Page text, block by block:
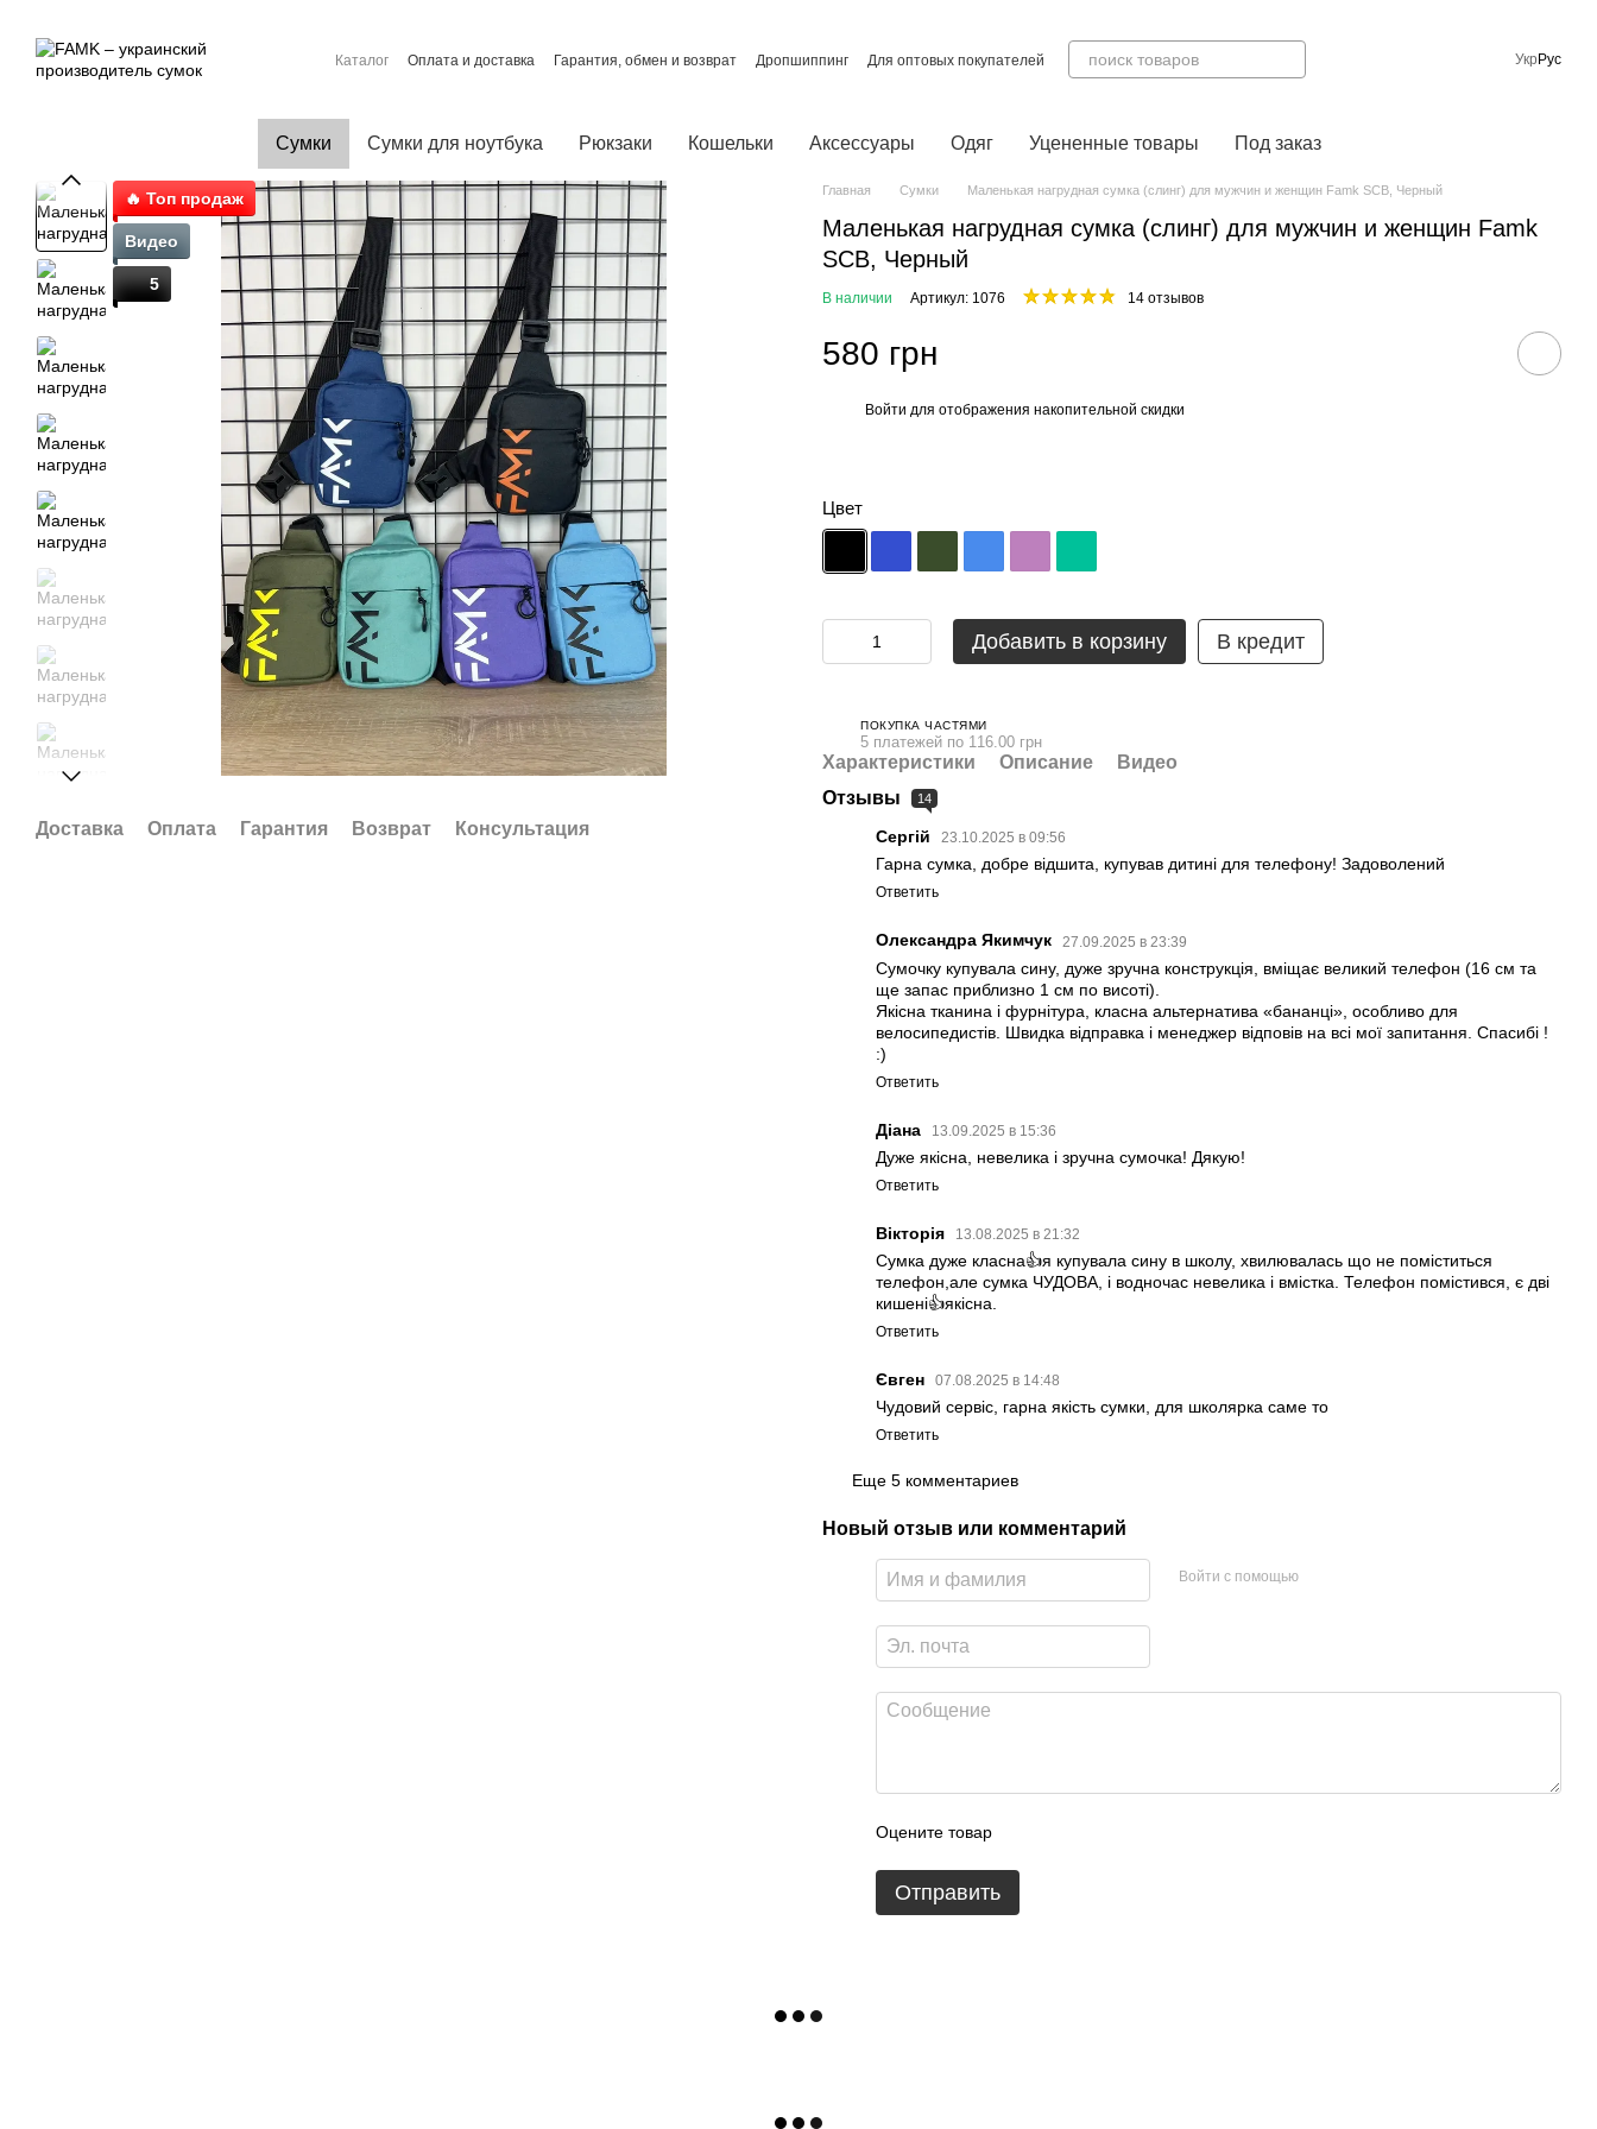
Каталог Оплата и доставка Гарантия, обмен и возврат Дропшиппинг
Для оптовых покупателей
Укр Рус
Сумки Сумки для ноутбука Рюкзаки Кошельки Аксессуары Одяг Уцененные товары Под заказ
🔥 Топ продаж
Видео
5
Доставка Оплата Гарантия Возврат Консультация
Главная Сумки Маленькая нагрудная сумка (слинг) для мужчин и женщин Famk SCB, Черный
Маленькая нагрудная сумка (слинг) для мужчин и женщин Famk
SCB, Черный
В наличии Артикул: 1076 14 отзывов
580 грн
Войти для отображения накопительной скидки
Цвет
Добавить в корзину В кредит
ПОКУПКА ЧАСТЯМИ
5 платежей по 116.00 грн
Характеристики Описание
Видео
Отзывы
14
Сергій 23.10.2025 в 09:56
Гарна сумка, добре відшита, купував дитині для телефону! Задоволений
Ответить
Олександра Якимчук 27.09.2025 в 23:39
Сумочку купувала сину, дуже зручна конструкція, вміщає великий телефон (16 см та
ще запас приблизно 1 см по висоті).
Якісна тканина і фурнітура, класна альтернатива «бананці», особливо для
велосипедистів. Швидка відправка і менеджер відповів на всі мої запитання. Спасибі !
:)
Ответить
Діана 13.09.2025 в 15:36
Дуже якісна, невелика і зручна сумочка! Дякую!
Ответить
Вікторія 13.08.2025 в 21:32
Сумка дуже класна👍я купувала сину в школу, хвилювалась що не поміститься
телефон,але сумка ЧУДОВА, і водночас невелика і вмістка. Телефон помістився, є дві
кишені👍якісна.
Ответить
Євген 07.08.2025 в 14:48
Чудовий сервіс, гарна якість сумки, для школярка саме то
Ответить
Еще 5 комментариев
Новый отзыв или комментарий
Войти с помощью
Оцените товар
Отправить